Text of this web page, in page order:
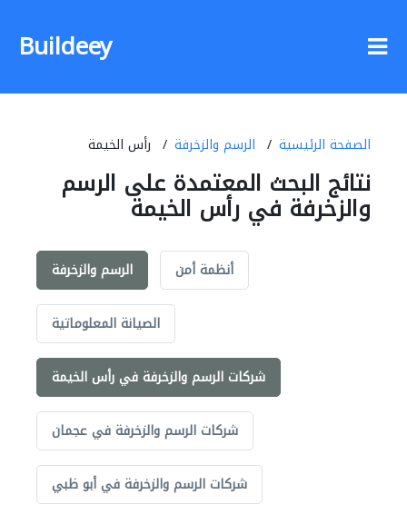
Buildeey
الصفحة الرئيسية الرسم والزخرفة رأس الخيمة
نتائج البحث المعتمدة على الرسم
والزخرفة في رأس الخيمة
الرسم والزخرفة أنظمة أمن
الصيانة المعلوماتية
شركات الرسم والزخرفة في رأس الخيمة
شركات الرسم والزخرفة في عجمان
شركات الرسم والزخرفة في أبو ظبي